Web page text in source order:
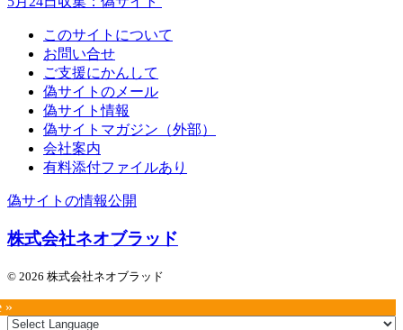
このサイトについて
お問い合せ
ご支援にかんして
偽サイトのメール
偽サイト情報
偽サイトマガジン（外部）
会社案内
有料添付ファイルあり
偽サイトの情報公開
株式会社ネオブラッド
© 2026 株式会社ネオブラッド
»